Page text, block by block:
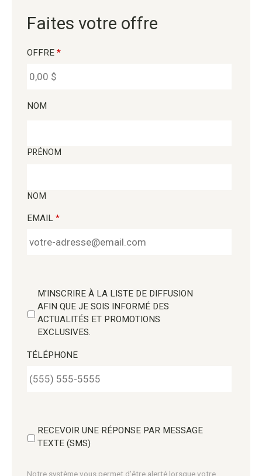
Faites votre offre
OFFRE *
NOM
PRÉNOM
NOM
EMAIL *
M'INSCRIRE À LA LISTE DE DIFFUSION
AFIN QUE JE SOIS INFORMÉ DES
ACTUALITÉS ET PROMOTIONS
EXCLUSIVES.
TÉLÉPHONE
RECEVOIR UNE RÉPONSE PAR MESSAGE
TEXTE (SMS)
Notre système vous permet d'être alerté lorsque votre